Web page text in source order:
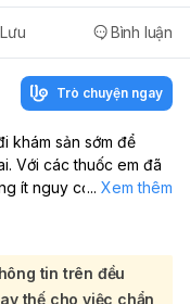
Lưu Bình luận
Trò chuyện ngay
khám sản sớm để
Với các thuốc em đã
ít nguy cơ cho thai;
nên tự dùng
Việc đã uống vài
rõ rệt, nhưng vẫn cần
... Xem thêm
tin trên đều
thế cho việc chẩn